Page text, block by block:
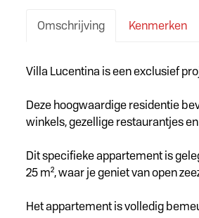
Omschrijving Kenmerken
Omschrijving
Villa Lucentina is een exclusief
Deze hoogwaardige residentie
winkels, gezellige restaurantjes
Dit specifieke appartement is
25 m², waar je geniet van open
Het appartement is volledig